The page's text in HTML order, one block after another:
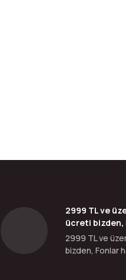
2999 TL ve
ücreti bizden,
2999 TL ve
bizden, Fonlar